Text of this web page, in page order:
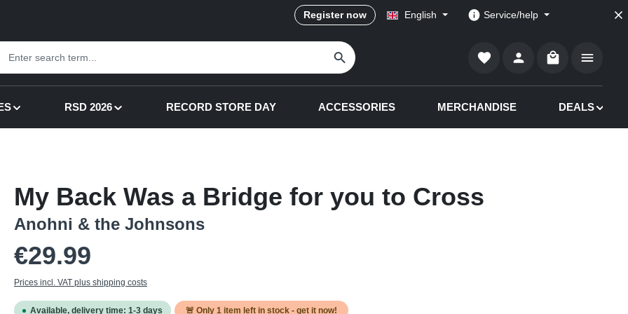
Register now English Service/help
Shopping cart
RSD 2026 RECORD STORE DAY ACCESSORIES MERCHANDISE DEALS
My Back Was a Bridge for you to Cross
Anohni & the Johnsons
€29.99
Prices incl. VAT plus shipping costs
Available, delivery time: 1-3 days 🚨 Only 1 item left in stock - get it now!